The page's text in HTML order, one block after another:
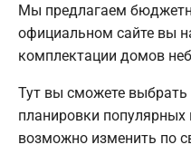
Мы предлагаем
официальном сайте вы
комплектации домов
Тут вы сможете
планировки популярных
возможно изменить по